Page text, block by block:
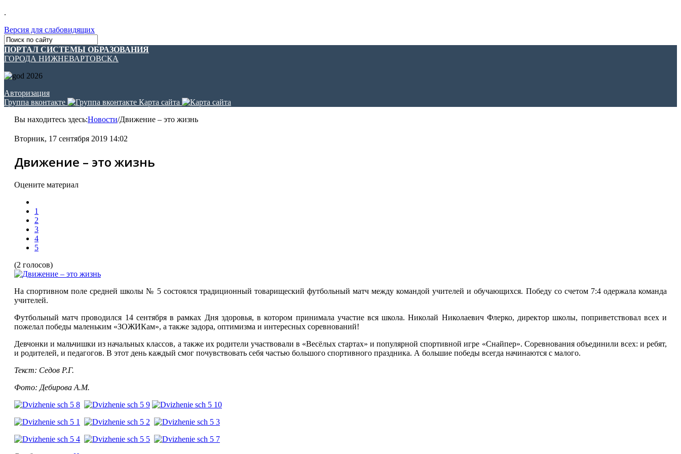
.
Версия для слабовидящих
ПОРТАЛ СИСТЕМЫ ОБРАЗОВАНИЯ
ГОРОДА НИЖНЕВАРТОВСКА
Авторизация
Группа вконтакте
Карта сайта
Вы находитесь здесь:Новости/Движение – это жизнь
Вторник, 17 сентября 2019 14:02
Движение – это жизнь
Оцените материал
1
2
3
4
5
(2 голосов)
На спортивном поле средней школы № 5 состоялся традиционный товарищеский футбольный матч между командой учителей и обучающихся. Победу со счетом 7:4 одержала команда
учителей.
Футбольный матч проводился 14 сентября в рамках Дня здоровья, в котором принимала участие вся школа. Николай Николаевич Флерко, директор школы, поприветствовал всех и
пожелал победы маленьким «ЗОЖИКам», а также задора, оптимизма и интересных соревнований!
Девчонки и мальчишки из начальных классов, а также их родители участвовали в «Весёлых стартах» и популярной спортивной игре «Снайпер». Соревнования объединили всех: и ребят,
и родителей, и педагогов. В этот день каждый смог почувствовать себя частью большого спортивного праздника. А большие победы всегда начинаются с малого.
Текст: Седов Р.Г.
Фото: Дебирова А.М.